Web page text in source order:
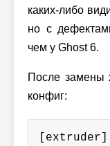
каких-либо
но с
чем у Ghost 6.
После замены
конфиг:
[extruder]